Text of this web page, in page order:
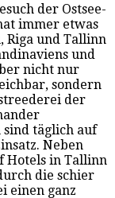
der Ostsee-
immer etwas
Riga und Tallinn
und
nicht nur
sondern
der
täglich auf
Neben
Hotels in Tallinn
die schier
einen ganz